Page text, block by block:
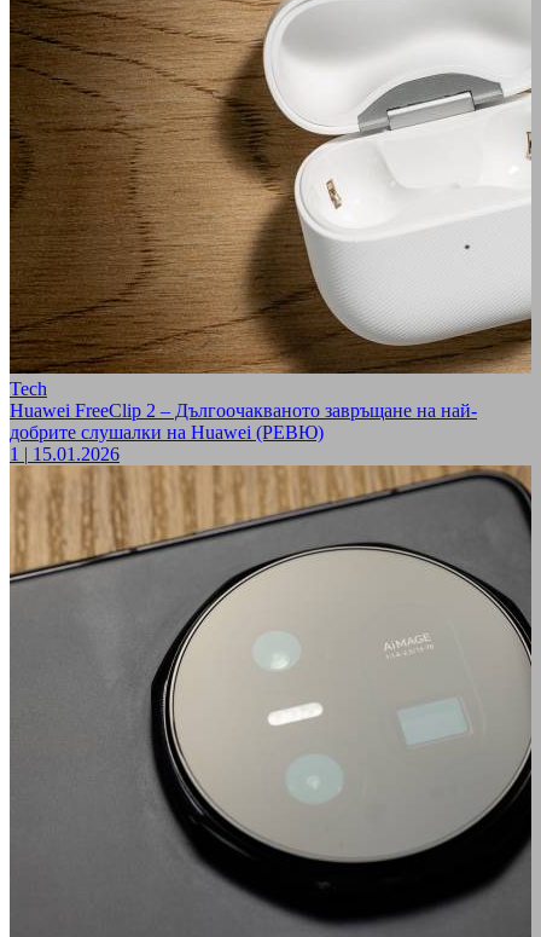
Tech
Huawei FreeClip 2 – Дългоочакваното завръщане на най-
добрите слушалки на Huawei (РЕВЮ)
1 | 15.01.2026